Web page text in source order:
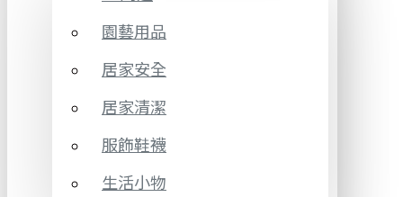
園藝用品
居家安全
居家清潔
服飾鞋襪
生活小物